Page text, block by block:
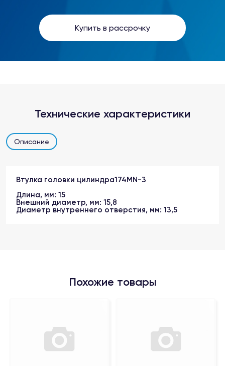
Купить в рассрочку
Технические характеристики
Описание
Втулка головки цилиндра174MN-3
Длина, мм: 15
Внешний диаметр, мм: 15,8
Диаметр внутреннего отверстия, мм: 13,5
Похожие товары